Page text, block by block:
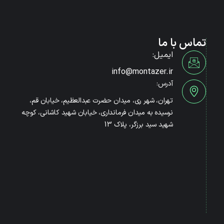
تماس با ما
ایمیل:
info@montazer.ir
آدرس:
تهران، شهر ری، میدان حضرت عبدالعظیم، خیابان قم،
نرسیده به میدان فرمانداری، خیابان شهید کاشانی، کوچه
شهید سید برزگر، پلاک 13